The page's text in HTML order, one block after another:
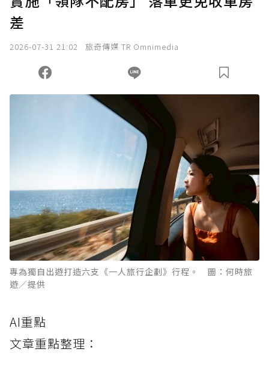
您當前剩餘 U 利點數：0點；前往 購買點數
差
2026-07-31 21:02 旅奇傳媒 TR Omnimedia
專為獨自出遊打造六支《一人旅行企劃》行程。 圖：何時旅
遊／提供
AI重點
文章重點整理：